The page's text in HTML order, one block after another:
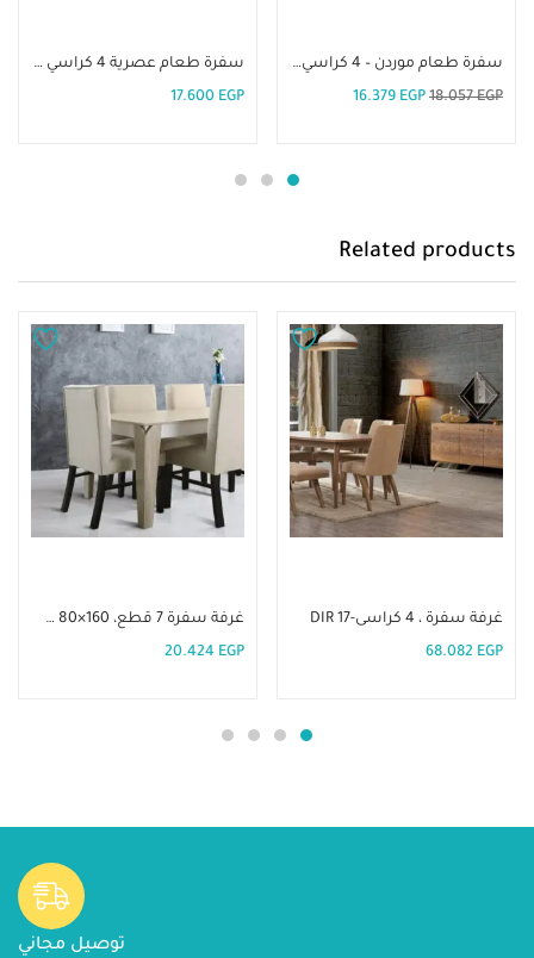
سفرة طعام موردن – 4 كراسي. DIR-46
18.057EGP
16.379 EGP
سفرة طعام عصرية 4 كراسي مقعد طويل. DIR-41
17.600 EGP
Related products
غرفة سفرة ، 4 كراسى-DIR 17
68.082 EGP
غرفة سفرة 7 قطع، 160×80 سم بيج -DIR 1
20.424 EGP
توصيل مجاني